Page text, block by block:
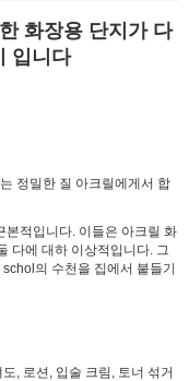
화장용 단지가 다
입니다
정밀한 질 아크릴에게서 합
본적입니다. 이들은 아크릴 화
다에 대하 이상적입니다. 그
의 수천을 집에서 붙들기
, 로션, 입술 크림, 토너 섞거